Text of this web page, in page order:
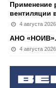
Применение
вентиляции
4 августа 2026
АНО «НОИВ».
4 августа 2026